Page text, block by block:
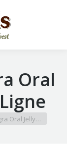
Oral
Oral Jelly…